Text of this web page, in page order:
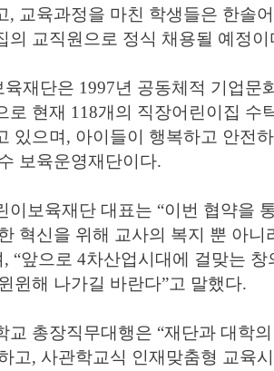
, 교육과정을 마친 학생들은 한솔
의 교직원으로 정식 채용될 예정이
재단은 1997년 공동체적 기업문
로 현재 118개의 직장어린이집 수
있으며, 아이들이 행복하고 안전
보육운영재단이다.
이보육재단 대표는 “이번 협약을
혁신을 위해 교사의 복지 뿐 아니
, “앞으로 4차산업시대에 걸맞는
윈해 나가길 바란다”고 말했다.
교 총장직무대행은 “재단과 대학
고, 사관학교식 인재맞춤형 교육